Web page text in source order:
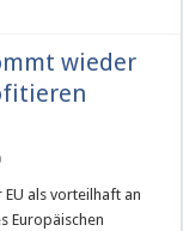
wieder
als vorteilhaft an
Europäischen